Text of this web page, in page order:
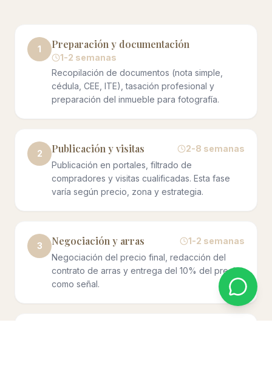
1 Preparación y documentación
1-2 semanas
Recopilación de documentos (nota simple,
cédula, CEE, ITE), tasación profesional y
preparación del inmueble para fotografía.
2 Publicación y visitas
2-8 semanas
Publicación en portales, filtrado de
compradores y visitas cualificadas. Esta fase
varía según precio, zona y estrategia.
3 Negociación y arras
1-2 semanas
Negociación del precio final, redacción del
contrato de arras y entrega del 10% del precio
como señal.